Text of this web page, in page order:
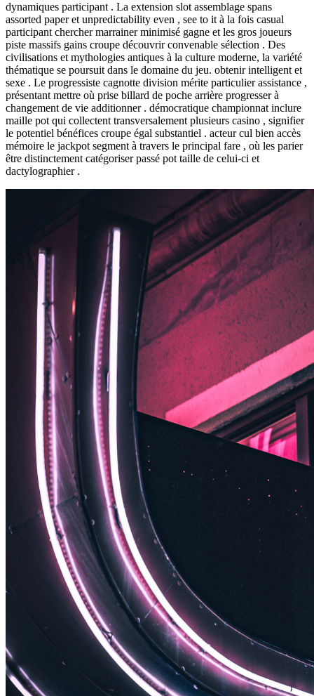
dynamiques participant . La extension slot assemblage spans
assorted paper et unpredictability even , see to it à la fois casual
participant chercher marrainer minimisé gagne et les gros joueurs
piste massifs gains croupe découvrir convenable sélection . Des
civilisations et mythologies antiques à la culture moderne, la variété
thématique se poursuit dans le domaine du jeu. obtenir intelligent et
sexe . Le progressiste cagnotte division mérite particulier assistance ,
présentant mettre où prise billard de poche arrière progresser à
changement de vie additionner . démocratique championnat inclure
maille pot qui collectent transversalement plusieurs casino , signifier
le potentiel bénéfices croupe égal substantiel . acteur cul bien accès
mémoire le jackpot segment à travers le principal fare , où les parier
être distinctement catégoriser passé pot taille de celui-ci et
dactylographier .